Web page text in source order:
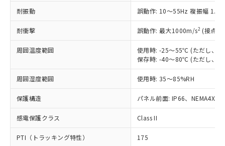
耐振動 誤動作: 10～55Hz 複振幅
耐衝撃 誤動作: 最大1000m/s2 (接点
周囲温度範囲
使用時: -25～55℃ (ただし、氷
保存時: -40～80℃ (ただし、氷
周囲湿度範囲 使用時: 35～85%RH
保護構造 パネル前面: IP66、NEMA4X,
感電保護クラス Class II
PTI（トラッキング特性） 175
正式な納期状況および標準価格はお客
様のお取引先、またはお客様担当のオ
ムロン制御機器販売店・当社販売員に
オムロン制御機器販売店や当社販売拠
販売ネットワーク
」をご確認
在庫状況および標準価格結果を当社の
示しないようお願いします。
マイパーツ機能（部品リスト作成サー
ビス）をご利用いただくには、I-Web
メンバーズにご登録されている必要が
ルベンジル（BBP） 1000ppm以下、フタル酸ジブチル
（DBP） 1000ppm以下、フタル酸ジイソブチル
但し、RoHS指令で産業用監視および制御機器に対する
フタル酸エステル類の４物質については閾値を超える意
図的な使用がないことを確認しています。
部品在庫の切り替え状況などにより、予定
月が前後することがあります。
DBP(フタル酸ジブチル) : 1000ppm、 DIBP(フタル酸ジ
イソブチル) : 1000ppm、 BBP(フタル酸ブチルベンジ
「ｅ」：有害物質（10物質）のすべてが基
準値以下であることを示します。
「10」：通常の使用状況下において有害物
質が外部に漏えいし、環境に深刻な影響を
及ぼさない年数を意味します。
「－」：未確認です。当社販売部門へお問
全に破砕するなど、違法に輸出されな
いよう必要な手段を講じます。
当社は貴社製品を、核兵器、ミサイ
ル、化学兵器、生物兵器またはその他
武器並びにこれらの製造装置等に一切
当社は、貴社製品を第三者に販売する
場合は、上記1、2および3の内容を当
該第三者に通知します。また当社は、
販売先および販売に係わる関係者が違
法に輸出するおそれがある場合は、取
－
在庫なし(最新の在庫状況につ
いては、お客様のお取引先、ま
たはお客様担当のオムロン制御
機器販売店・当社販売員にご確
空
受注生産機種、また在庫状況の
情報を公開していない機種